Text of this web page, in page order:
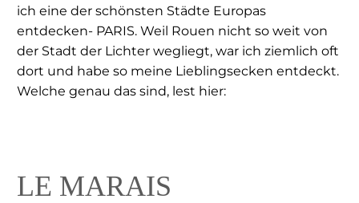
ich eine der schönsten Städte Europas
entdecken- PARIS. Weil Rouen nicht so weit von
der Stadt der Lichter wegliegt, war ich ziemlich oft
dort und habe so meine Lieblingsecken entdeckt.
Welche genau das sind, lest hier:
LE MARAIS